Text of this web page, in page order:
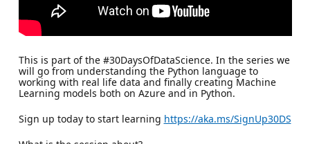
This is part of the #30DaysOfDataScience. In the series we
will go from understanding the Python language to
working with real life data and finally creating Machine
Learning models both on Azure and in Python.
Sign up today to start learning https://aka.ms/SignUp30DS